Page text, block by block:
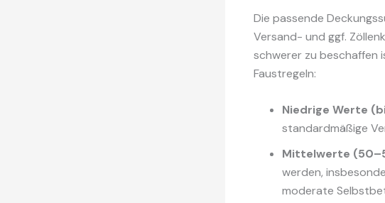
Die passende
Versand- und ggf.
schwerer zu beschaffen
Faustregeln:
Niedrige Werte
standardmäßige
Mittelwerte
werden,
moderate